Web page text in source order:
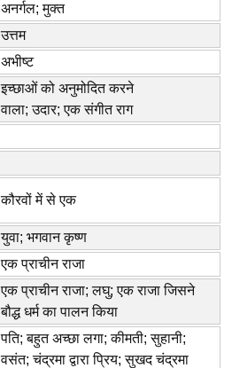
अनर्गल; मुक्त
उत्तम
अभीष्ट
इच्छाओं को अनुमोदित करने
वाला; उदार; एक संगीत राग
कौरवों में से एक
युवा; भगवान कृष्ण
एक प्राचीन राजा
एक प्राचीन राजा; लघु; एक राजा जिसने
बौद्ध धर्म का पालन किया
पति; बहुत अच्छा लगा; कीमती; सुहानी;
वसंत; चंद्रमा द्वारा प्रिय; सुखद चंद्रमा